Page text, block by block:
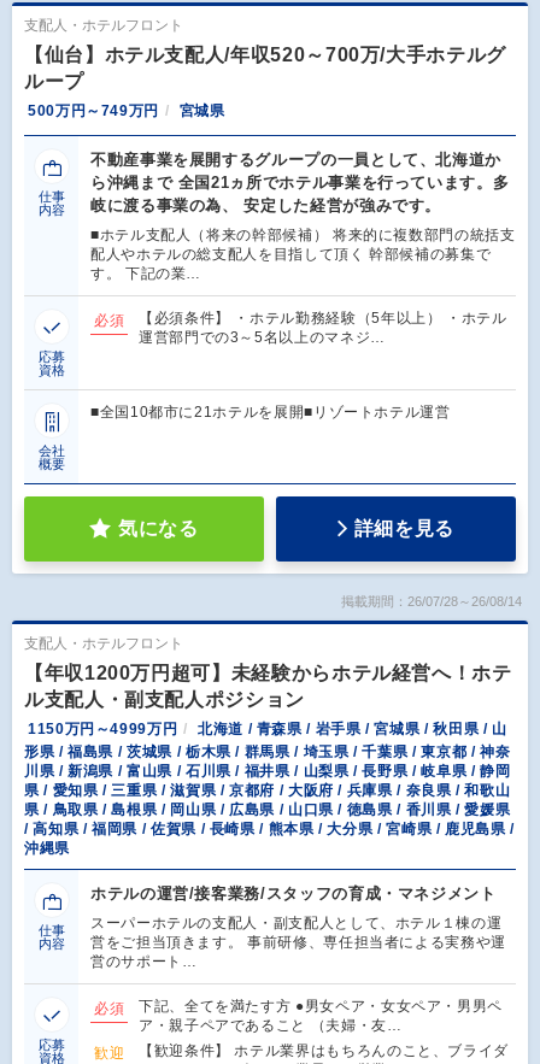
支配人・ホテルフロント
【仙台】ホテル支配人/年収520～700万/大手ホテルグ
ループ
500万円～749万円 宮城県
仕事
内容
不動産事業を展開するグループの一員として、北海道か
ら沖縄まで 全国21ヵ所でホテル事業を行っています。多
岐に渡る事業の為、 安定した経営が強みです。
■ホテル支配人（将来の幹部候補） 将来的に複数部門の統括支
配人やホテルの総支配人を目指して頂く 幹部候補の募集で
す。 下記の業…
応募
資格
必須
【必須条件】 ・ホテル勤務経験（5年以上） ・ホテル
運営部門での3～5名以上のマネジ…
会社
概要
■全国10都市に21ホテルを展開■リゾートホテル運営
気になる 詳細を見る
掲載期間：26/07/28～26/08/14
支配人・ホテルフロント
【年収1200万円超可】未経験からホテル経営へ！ホテ
ル支配人・副支配人ポジション
1150万円～4999万円
北海道 / 青森県 / 岩手県 / 宮城県 / 秋田県 / 山
形県 / 福島県 / 茨城県 / 栃木県 / 群馬県 / 埼玉県 / 千葉県 / 東京都 / 神奈
川県 / 新潟県 / 富山県 / 石川県 / 福井県 / 山梨県 / 長野県 / 岐阜県 / 静岡
県 / 愛知県 / 三重県 / 滋賀県 / 京都府 / 大阪府 / 兵庫県 / 奈良県 / 和歌山
県 / 鳥取県 / 島根県 / 岡山県 / 広島県 / 山口県 / 徳島県 / 香川県 / 愛媛県
/ 高知県 / 福岡県 / 佐賀県 / 長崎県 / 熊本県 / 大分県 / 宮崎県 / 鹿児島県 /
沖縄県
仕事
内容
ホテルの運営/接客業務/スタッフの育成・マネジメント
スーパーホテルの支配人・副支配人として、ホテル１棟の運
営をご担当頂きます。 事前研修、専任担当者による実務や運
営のサポート…
応募
資格
必須
下記、全てを満たす方 ●男女ペア・女女ペア・男男ペ
ア・親子ペアであること （夫婦・友…
歓迎
【歓迎条件】 ホテル業界はもちろんのこと、ブライダ